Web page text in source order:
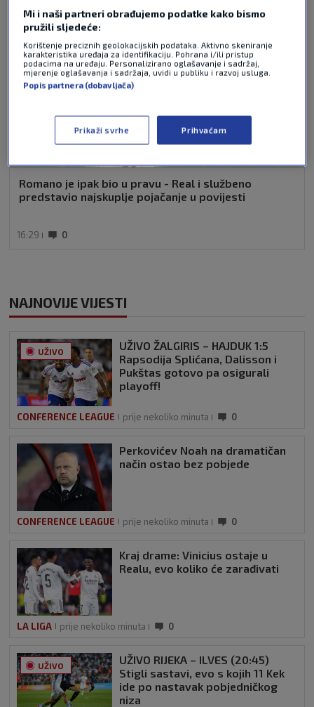
Romano je ipak bio u pravu - Real i službeno
predstavio najskuplje pojačanje u povijesti
16:29 0
NAJNOVIJE VIJESTI
UŽIVO
UŽIVO ŽALGIRIS – HAJDUK 1:5
Rapsodija Splićana, Dalisson i
Pukštas gotovo pa osigurali
playoff!
CONFERENCE LEAGUE prije nekoliko minuta 0
Perkovićev Noah na dramatičan
način ostao bez pobjede
CONFERENCE LEAGUE prije nekoliko minuta 0
Kraj drame: Vinicius ostaje u
Realu, evo koliko će zarađivati
LA LIGA prije nekoliko minuta 0
UŽIVO
UŽIVO RIJEKA – ILVES (20:45)
Stigli sastavi, evo s kojih 11 Kek
ide po nastavak pobjedničkog
niza
Mi i naši partneri obrađujemo podatke kako bismo
pružili sljedeće:
Korištenje preciznih geolokacijskih podataka. Aktivno skeniranje
karakteristika uređaja za identifikaciju. Pohrana i/ili pristup
podacima na uređaju. Personalizirano oglašavanje i sadržaj,
mjerenje oglašavanja i sadržaja, uvidi u publiku i razvoj usluga.
Popis partnera (dobavljača)
Prikaži svrhe Prihvaćam